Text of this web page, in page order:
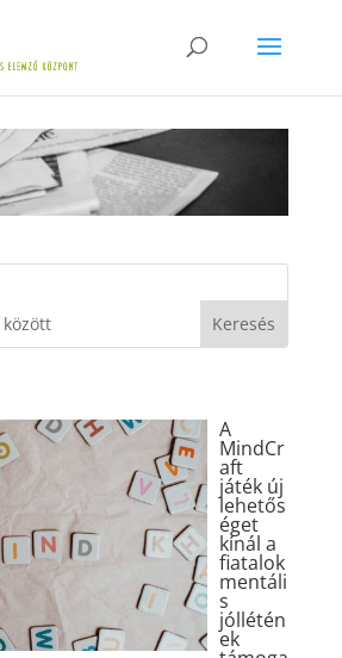
A
MindCr
aft
játék új
lehetős
éget
kínál a
fiatalok
mentáli
s
jóllétén
ek